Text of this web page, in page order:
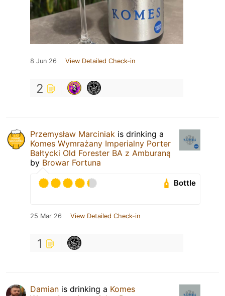
8 Jun 26 View Detailed Check-in
2
Przemysław Marciniak is drinking a
Komes Wymrażany Imperialny Porter
Bałtycki Old Forester BA z Amburaną
by Browar Fortuna
Bottle
25 Mar 26 View Detailed Check-in
1
Damian is drinking a Komes